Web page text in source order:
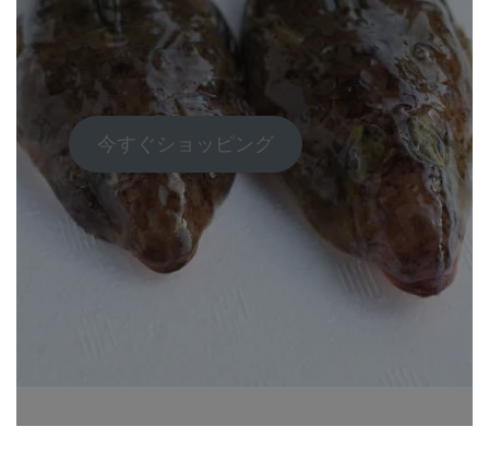
今すぐショッピング